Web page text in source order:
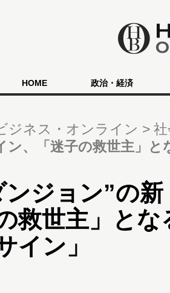
HOME 政治・経済
ジネス・オンライン
ン、「迷子の救世主」
ンジョン”の
救世主」と
イン」